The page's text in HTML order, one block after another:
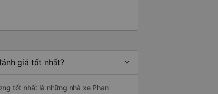
giá tốt nhất?
tốt nhất là những nhà xe Phan